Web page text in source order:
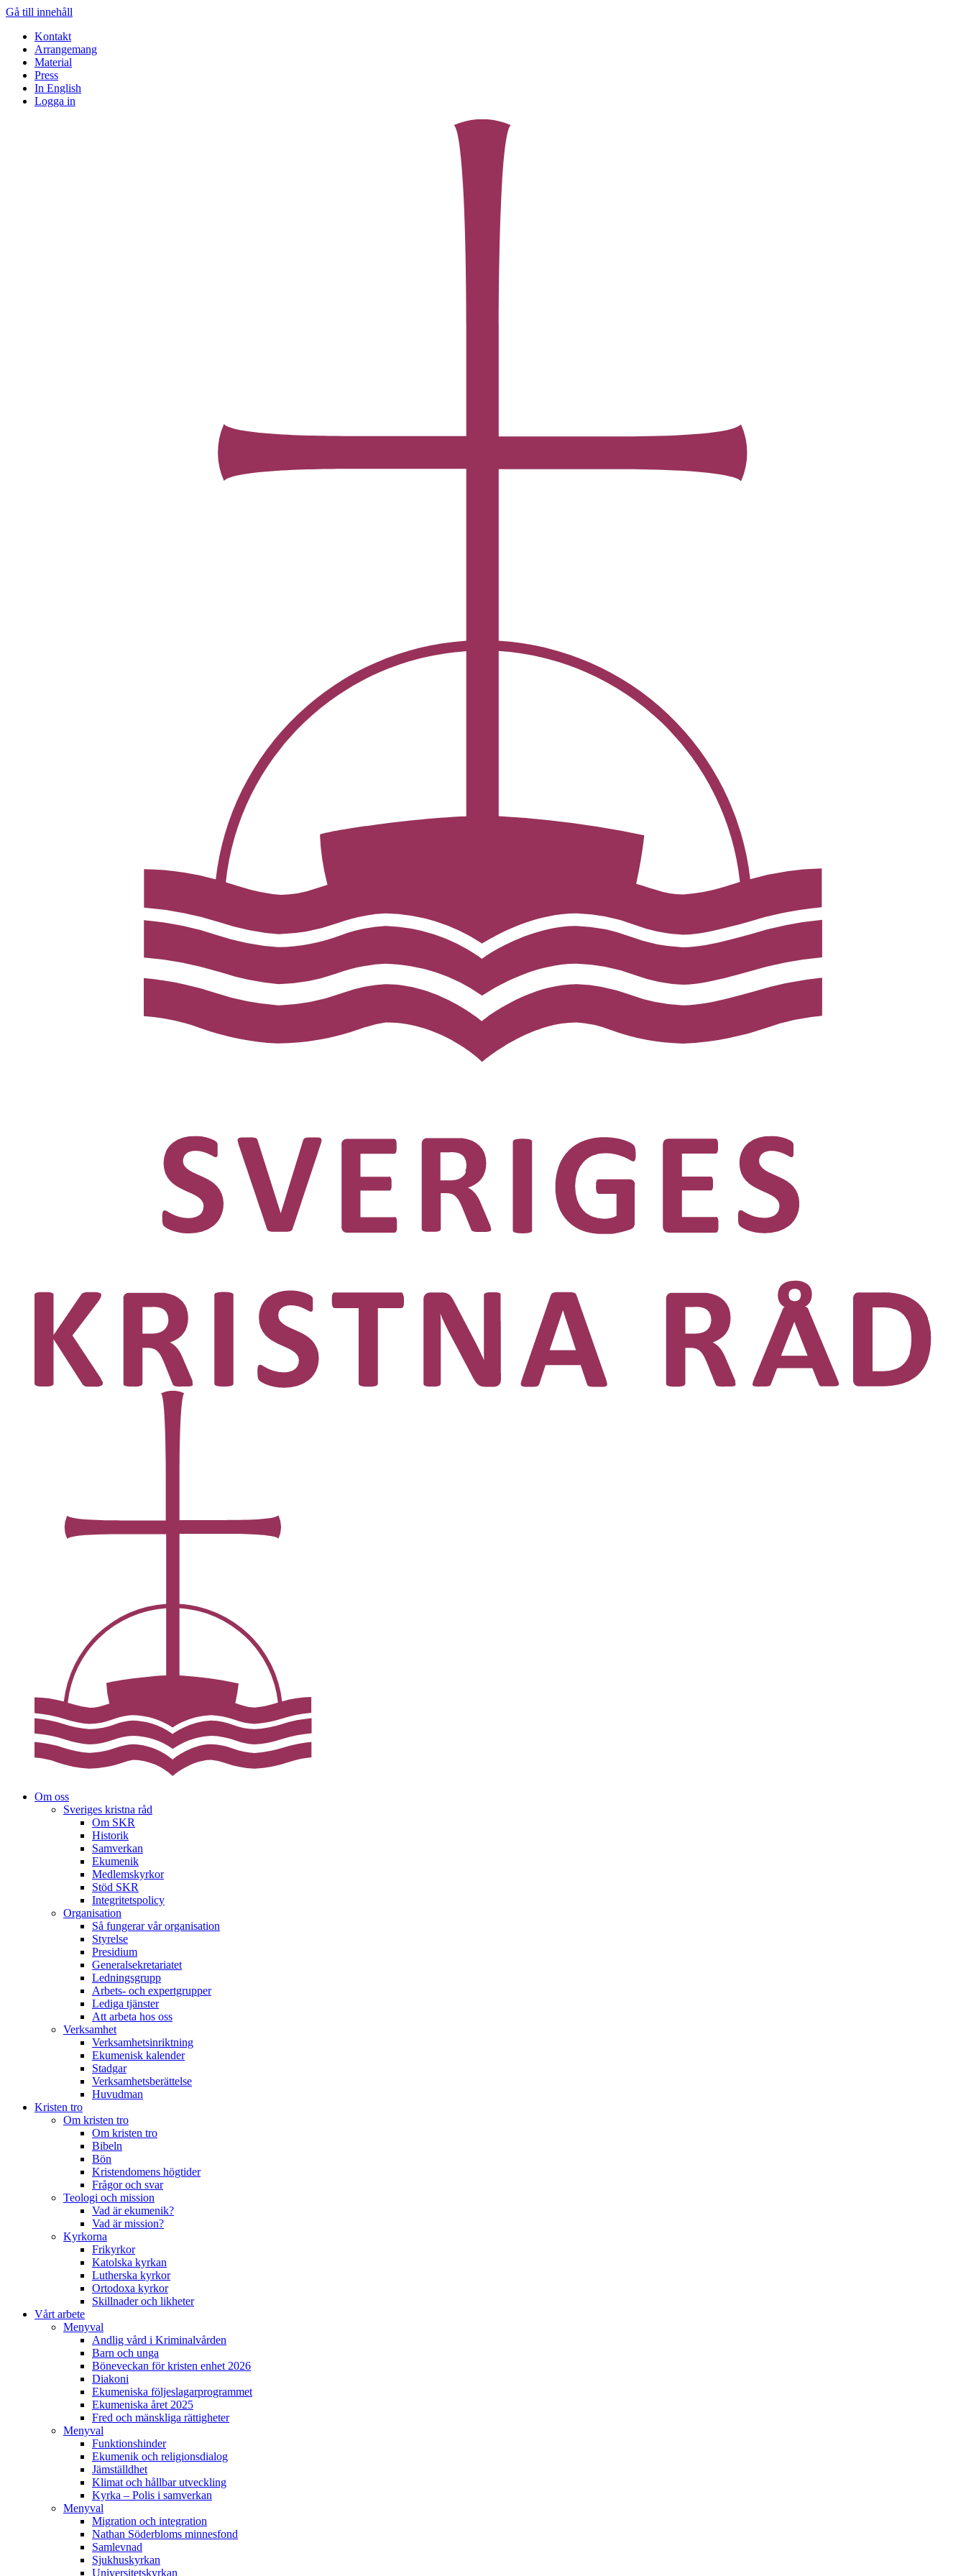
Gå till innehåll
Kontakt
Arrangemang
Material
Press
In English
Logga in
Om oss
Sveriges kristna råd
Om SKR
Historik
Samverkan
Ekumenik
Medlemskyrkor
Stöd SKR
Integritetspolicy
Organisation
Så fungerar vår organisation
Styrelse
Presidium
Generalsekretariatet
Ledningsgrupp
Arbets- och expertgrupper
Lediga tjänster
Att arbeta hos oss
Verksamhet
Verksamhetsinriktning
Ekumenisk kalender
Stadgar
Verksamhetsberättelse
Huvudman
Kristen tro
Om kristen tro
Om kristen tro
Bibeln
Bön
Kristendomens högtider
Frågor och svar
Teologi och mission
Vad är ekumenik?
Vad är mission?
Kyrkorna
Frikyrkor
Katolska kyrkan
Lutherska kyrkor
Ortodoxa kyrkor
Skillnader och likheter
Vårt arbete
Menyval
Andlig vård i Kriminalvården
Barn och unga
Böneveckan för kristen enhet 2026
Diakoni
Ekumeniska följeslagarprogrammet
Ekumeniska året 2025
Fred och mänskliga rättigheter
Menyval
Funktionshinder
Ekumenik och religionsdialog
Jämställdhet
Klimat och hållbar utveckling
Kyrka – Polis i samverkan
Menyval
Migration och integration
Nathan Söderbloms minnesfond
Samlevnad
Sjukhuskyrkan
Universitetskyrkan